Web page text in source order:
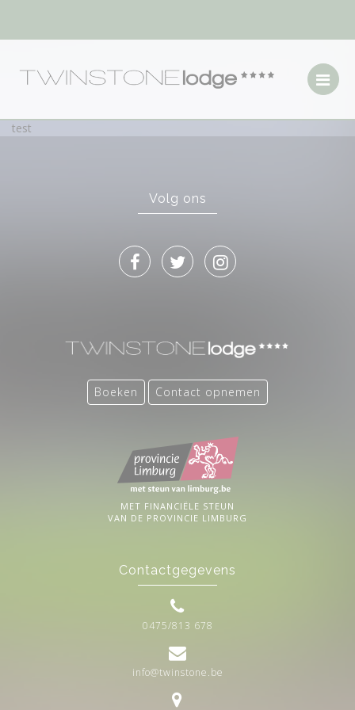
test
Volg ons
Boeken Contact opnemen
MET FINANCIËLE STEUN
VAN DE PROVINCIE LIMBURG
Contactgegevens
0475/813 678
info@twinstone.be